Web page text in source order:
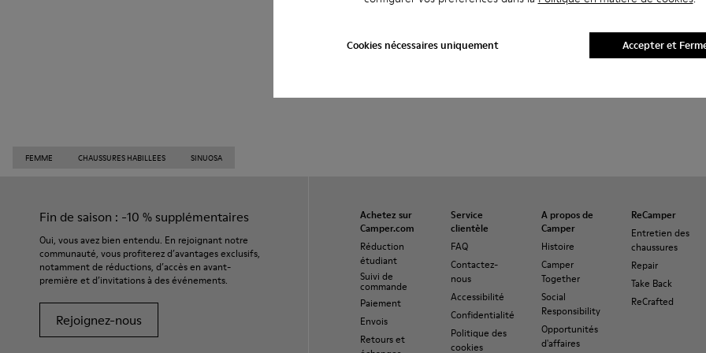
Cookies nécessaires uniquement Accepter et
FEMME CHAUSSURES HABILLEES SINUOSA
Fin de saison : -10 % supplémentaires
Oui, vous avez bien entendu. En rejoignant notre
communauté, vous profiterez d’avantages exclusifs,
notamment de réductions, d’accès en avant-
première et d’invitations à des événements.
Rejoignez-nous
Achetez sur
Camper.com
Réduction
étudiant
Suivi de
commande
Paiement
Envois
Retours et
Service
clientèle
FAQ
Contactez-
nous
Accessibilité
Confidentialité
Politique des
cookies
A propos de
Camper
Histoire
Camper
Together
Social
Responsibility
Opportunités
d'affaires
ReCamper
Entretien des
chaussures
Repair
Take Back
ReCrafted